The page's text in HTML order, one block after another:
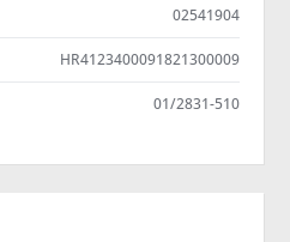
02541904
HR4123400091821300009
01/2831-510